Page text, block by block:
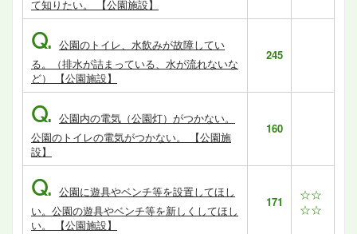
て知りたい。 【公園施設】
Q. 公園のトイレ、水飲みが故障してい
る。（排水が詰まっている、水が流れないな
ど） 【公園施設】
245
Q. 公園内の電気（公園灯）がつかない。
公園のトイレの電気がつかない。 【公園施
設】
160
Q. 公園に遊具やベンチ等を設置してほし
い。公園の遊具やベンチ等を新しくしてほし
い。 【公園施設】
171
☆☆
☆☆